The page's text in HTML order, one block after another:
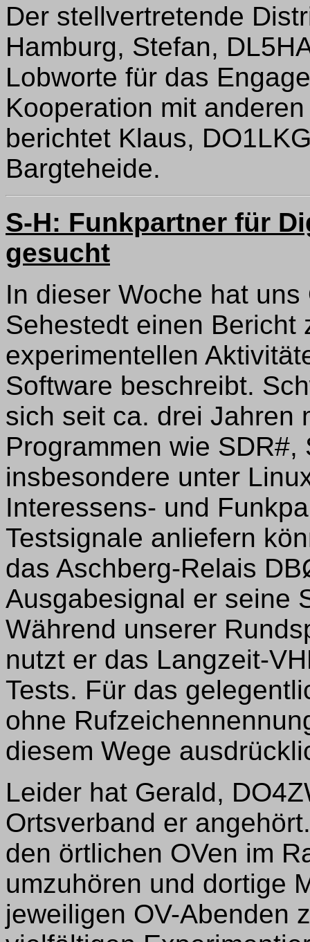
Der stellvertretende
Hamburg, Stefan,
Lobworte für das
Kooperation mit
berichtet Klaus,
Bargteheide.
S-H: Funkpartner für
gesucht
In dieser Woche hat
Sehestedt einen Bericht
experimentellen
Software beschreibt.
sich seit ca. drei Jahren
Programmen wie SDR#,
insbesondere unter
Interessens- und
Testsignale anliefern
das Aschberg-Relais
Ausgabesignal er seine
Während unserer
nutzt er das Langzeit-
Tests. Für das
ohne
diesem Wege
Leider hat Gerald,
Ortsverband er
den örtlichen OVen im
umzuhören und dortige
jeweiligen OV-Abenden